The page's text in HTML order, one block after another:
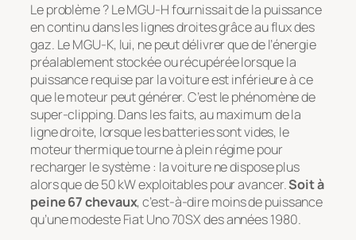
Le problème ? Le MGU-H fournissait de la puissance
en continu dans les lignes droites grâce au flux des
gaz. Le MGU-K, lui, ne peut délivrer que de l’énergie
préalablement stockée ou récupérée lorsque la
puissance requise par la voiture est inférieure à ce
que le moteur peut générer. C’est le phénomène de
super-clipping. Dans les faits, au maximum de la
ligne droite, lorsque les batteries sont vides, le
moteur thermique tourne à plein régime pour
recharger le système : la voiture ne dispose plus
alors que de 50 kW exploitables pour avancer.Soit à
peine 67 chevaux, c’est-à-dire moins de puissance
qu’une modeste Fiat Uno 70SX des années 1980.